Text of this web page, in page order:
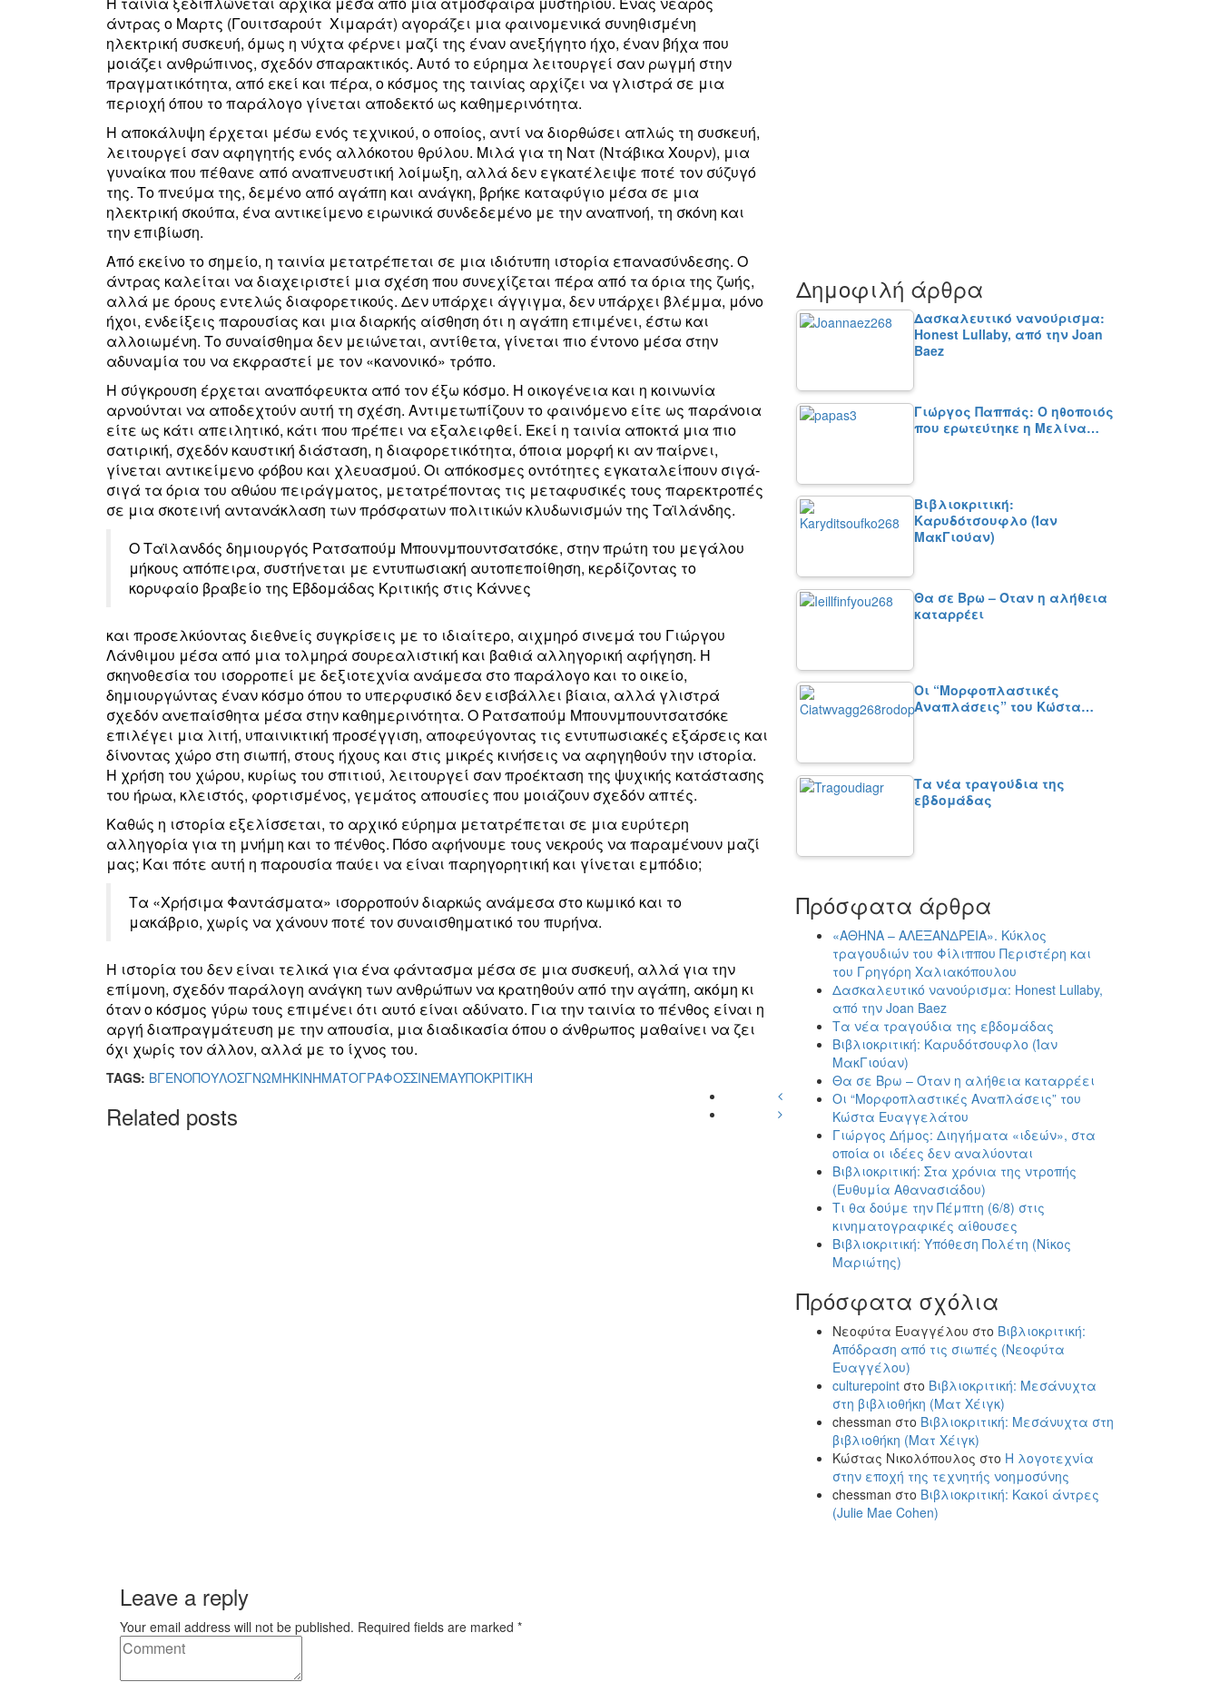
άντρας ο Μαρτς (Γουιτσαρούτ Χιμαράτ) αγοράζει μια φαινομενικά συνηθισμένη
ηλεκτρική συσκευή, όμως η νύχτα φέρνει μαζί της έναν ανεξήγητο ήχο, έναν βήχα που
μοιάζει ανθρώπινος, σχεδόν σπαρακτικός. Αυτό το εύρημα λειτουργεί σαν ρωγμή στην
πραγματικότητα, από εκεί και πέρα, ο κόσμος της ταινίας αρχίζει να γλιστρά σε μια
περιοχή όπου το παράλογο γίνεται αποδεκτό ως καθημερινότητα.
Η αποκάλυψη έρχεται μέσω ενός τεχνικού, ο οποίος, αντί να διορθώσει απλώς τη συσκευή,
λειτουργεί σαν αφηγητής ενός αλλόκοτου θρύλου. Μιλά για τη Νατ (Ντάβικα Χουρν), μια
γυναίκα που πέθανε από αναπνευστική λοίμωξη, αλλά δεν εγκατέλειψε ποτέ τον σύζυγό
της. Το πνεύμα της, δεμένο από αγάπη και ανάγκη, βρήκε καταφύγιο μέσα σε μια
ηλεκτρική σκούπα, ένα αντικείμενο ειρωνικά συνδεδεμένο με την αναπνοή, τη σκόνη και
την επιβίωση.
Από εκείνο το σημείο, η ταινία μετατρέπεται σε μια ιδιότυπη ιστορία επανασύνδεσης. Ο
άντρας καλείται να διαχειριστεί μια σχέση που συνεχίζεται πέρα από τα όρια της ζωής,
αλλά με όρους εντελώς διαφορετικούς. Δεν υπάρχει άγγιγμα, δεν υπάρχει βλέμμα, μόνο
ήχοι, ενδείξεις παρουσίας και μια διαρκής αίσθηση ότι η αγάπη επιμένει, έστω και
αλλοιωμένη. Το συναίσθημα δεν μειώνεται, αντίθετα, γίνεται πιο έντονο μέσα στην
αδυναμία του να εκφραστεί με τον «κανονικό» τρόπο.
Η σύγκρουση έρχεται αναπόφευκτα από τον έξω κόσμο. Η οικογένεια και η κοινωνία
αρνούνται να αποδεχτούν αυτή τη σχέση. Αντιμετωπίζουν το φαινόμενο είτε ως παράνοια
είτε ως κάτι απειλητικό, κάτι που πρέπει να εξαλειφθεί. Εκεί η ταινία αποκτά μια πιο
σατιρική, σχεδόν καυστική διάσταση, η διαφορετικότητα, όποια μορφή κι αν παίρνει,
γίνεται αντικείμενο φόβου και χλευασμού. Οι απόκοσμες οντότητες εγκαταλείπουν σιγά-
σιγά τα όρια του αθώου πειράγματος, μετατρέποντας τις μεταφυσικές τους παρεκτροπές
σε μια σκοτεινή αντανάκλαση των πρόσφατων πολιτικών κλυδωνισμών της Ταϊλάνδης.
Ο Ταϊλανδός δημιουργός Ρατσαπούμ Μπουνμπουντσατσόκε, στην πρώτη του μεγάλου
μήκους απόπειρα, συστήνεται με εντυπωσιακή αυτοπεποίθηση, κερδίζοντας το
κορυφαίο βραβείο της Εβδομάδας Κριτικής στις Κάννες
και προσελκύοντας διεθνείς συγκρίσεις με το ιδιαίτερο, αιχμηρό σινεμά του Γιώργου
Λάνθιμου μέσα από μια τολμηρά σουρεαλιστική και βαθιά αλληγορική αφήγηση. Η
σκηνοθεσία του ισορροπεί με δεξιοτεχνία ανάμεσα στο παράλογο και το οικείο,
δημιουργώντας έναν κόσμο όπου το υπερφυσικό δεν εισβάλλει βίαια, αλλά γλιστρά
σχεδόν ανεπαίσθητα μέσα στην καθημερινότητα. Ο Ρατσαπούμ Μπουνμπουντσατσόκε
επιλέγει μια λιτή, υπαινικτική προσέγγιση, αποφεύγοντας τις εντυπωσιακές εξάρσεις και
δίνοντας χώρο στη σιωπή, στους ήχους και στις μικρές κινήσεις να αφηγηθούν την ιστορία.
Η χρήση του χώρου, κυρίως του σπιτιού, λειτουργεί σαν προέκταση της ψυχικής κατάστασης
του ήρωα, κλειστός, φορτισμένος, γεμάτος απουσίες που μοιάζουν σχεδόν απτές.
Καθώς η ιστορία εξελίσσεται, το αρχικό εύρημα μετατρέπεται σε μια ευρύτερη
αλληγορία για τη μνήμη και το πένθος. Πόσο αφήνουμε τους νεκρούς να παραμένουν μαζί
μας; Και πότε αυτή η παρουσία παύει να είναι παρηγορητική και γίνεται εμπόδιο;
Τα «Χρήσιμα Φαντάσματα» ισορροπούν διαρκώς ανάμεσα στο κωμικό και το
μακάβριο, χωρίς να χάνουν ποτέ τον συναισθηματικό του πυρήνα.
Η ιστορία του δεν είναι τελικά για ένα φάντασμα μέσα σε μια συσκευή, αλλά για την
επίμονη, σχεδόν παράλογη ανάγκη των ανθρώπων να κρατηθούν από την αγάπη, ακόμη κι
όταν ο κόσμος γύρω τους επιμένει ότι αυτό είναι αδύνατο. Για την ταινία το πένθος είναι η
αργή διαπραγμάτευση με την απουσία, μια διαδικασία όπου ο άνθρωπος μαθαίνει να ζει
όχι χωρίς τον άλλον, αλλά με το ίχνος του.
TAGS: ΒΓΕΝΟΠΟΥΛΟΣΓΝΩΜΗΚΙΝΗΜΑΤΟΓΡΑΦΟΣΣΙΝΕΜΑΥΠΟΚΡΙΤΙΚΗ
Related posts
Δημοφιλή άρθρα
Δασκαλευτικό νανούρισμα:
Honest Lullaby, από την Joan
Baez
Γιώργος Παππάς: Ο ηθοποιός
που ερωτεύτηκε η Μελίνα…
Βιβλιοκριτική:
Καρυδότσουφλο (Ίαν
ΜακΓιούαν)
Θα σε Βρω – Όταν η αλήθεια
καταρρέει
Οι “Μορφοπλαστικές
Αναπλάσεις” του Κώστα…
Τα νέα τραγούδια της
εβδομάδας
Πρόσφατα άρθρα
«ΑΘΗΝΑ – ΑΛΕΞΑΝΔΡΕΙΑ». Κύκλος
τραγουδιών του Φίλιππου Περιστέρη και
του Γρηγόρη Χαλιακόπουλου
Δασκαλευτικό νανούρισμα: Honest Lullaby,
από την Joan Baez
Τα νέα τραγούδια της εβδομάδας
Βιβλιοκριτική: Καρυδότσουφλο (Ίαν
ΜακΓιούαν)
Θα σε Βρω – Όταν η αλήθεια καταρρέει
Οι “Μορφοπλαστικές Αναπλάσεις” του
Κώστα Ευαγγελάτου
Γιώργος Δήμος: Διηγήματα «ιδεών», στα
οποία οι ιδέες δεν αναλύονται
Βιβλιοκριτική: Στα χρόνια της ντροπής
(Ευθυμία Αθανασιάδου)
Τι θα δούμε την Πέμπτη (6/8) στις
κινηματογραφικές αίθουσες
Βιβλιοκριτική: Υπόθεση Πολέτη (Νίκος
Μαριώτης)
Πρόσφατα σχόλια
Νεοφύτα Ευαγγέλου στο Βιβλιοκριτική:
Απόδραση από τις σιωπές (Νεοφύτα
Ευαγγέλου)
culturepoint στο Βιβλιοκριτική: Μεσάνυχτα
στη βιβλιοθήκη (Ματ Χέιγκ)
chessman στο Βιβλιοκριτική: Μεσάνυχτα στη
βιβλιοθήκη (Ματ Χέιγκ)
Κώστας Νικολόπουλος στο Η λογοτεχνία
στην εποχή της τεχνητής νοημοσύνης
chessman στο Βιβλιοκριτική: Κακοί άντρες
(Julie Mae Cohen)
Leave a reply
Your email address will not be published. Required fields are marked *